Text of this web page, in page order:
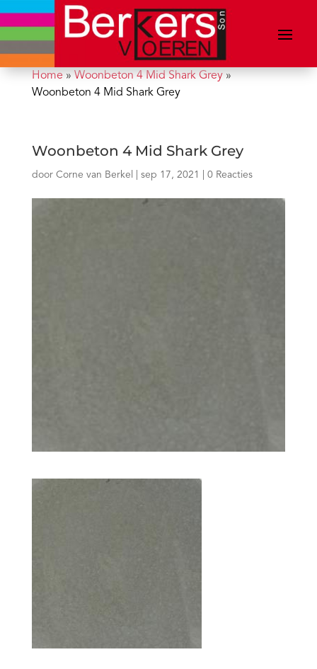
Home» Woonbeton 4 Mid Shark Grey»
Woonbeton 4 Mid Shark Grey
Woonbeton 4 Mid Shark Grey
door Corne van Berkel sep 17, 2021 0 Reacties